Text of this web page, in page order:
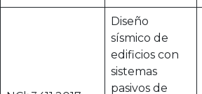
Diseño
sísmico de
edificios con
sistemas
pasivos de